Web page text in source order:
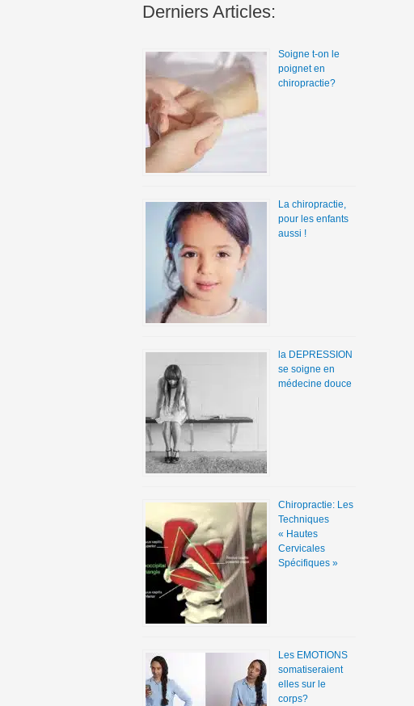
Derniers Articles:
Soigne t-on le
poignet en
chiropractie?
La chiropractie,
pour les enfants
aussi !
la DEPRESSION
se soigne en
médecine douce
Chiropractie: Les
Techniques
« Hautes
Cervicales
Spécifiques »
Les EMOTIONS
somatiseraient
elles sur le
corps?